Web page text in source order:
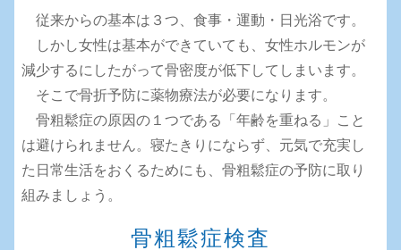
従来からの基本は３つ、食事・運動・日光浴です。
しかし女性は基本ができていても、女性ホルモンが
減少するにしたがって骨密度が低下してしまいます。
そこで骨折予防に薬物療法が必要になります。
骨粗鬆症の原因の１つである「年齢を重ねる」こと
は避けられません。寝たきりにならず、元気で充実し
た日常生活をおくるためにも、骨粗鬆症の予防に取り
組みましょう。
骨粗鬆症検査